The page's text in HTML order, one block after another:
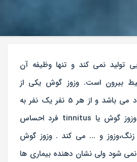
نمی کند و تنها وظیفه آن
بیرون است. وزوز گوش یکی از
مشکلات شایع بین افراد می باشد و از هر 5 نفر یک نفر به
این عارضه مبتلاست. وزوز گوش یا tinnitus فرد احساس
و ... می کند . وزوز گوش
نمی شود ولی نشان دهنده بیماری ها